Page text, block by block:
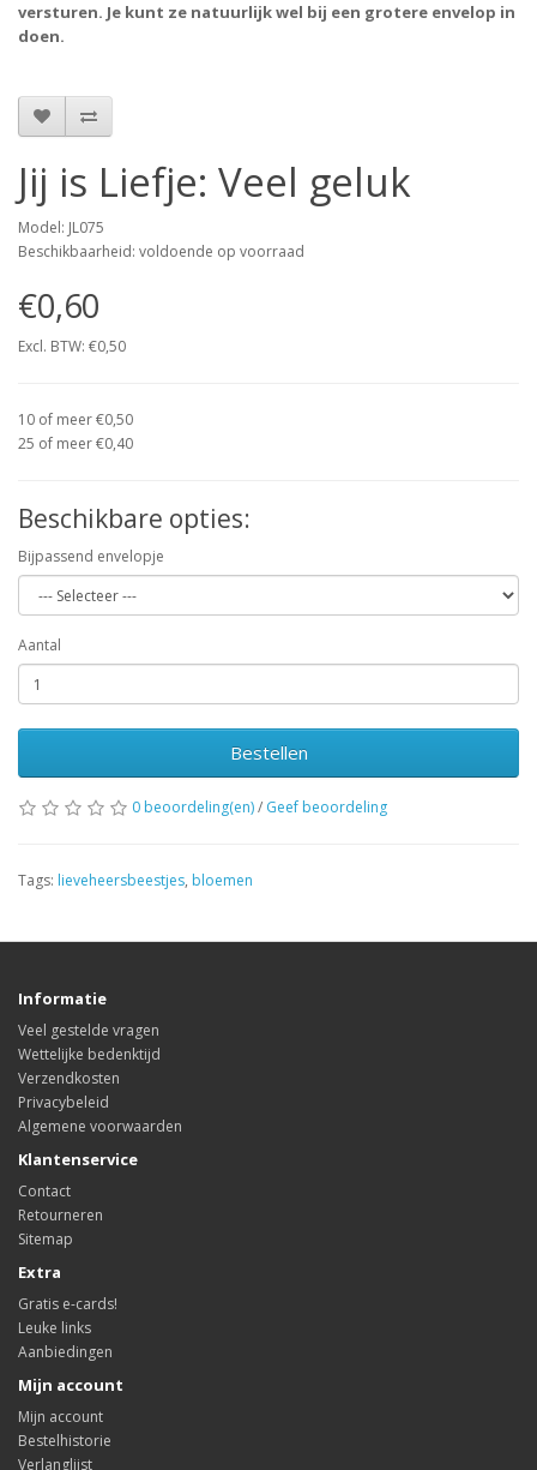
versturen. Je kunt ze natuurlijk wel bij een grotere envelop in
doen.
Jij is Liefje: Veel geluk
Model: JL075
Beschikbaarheid: voldoende op voorraad
€0,60
Excl. BTW: €0,50
10 of meer €0,50
25 of meer €0,40
Beschikbare opties:
Bijpassend envelopje
Aantal
Bestellen
0 beoordeling(en)/ Geef beoordeling
Tags: lieveheersbeestjes, bloemen
Informatie
Veel gestelde vragen
Wettelijke bedenktijd
Verzendkosten
Privacybeleid
Algemene voorwaarden
Klantenservice
Contact
Retourneren
Sitemap
Extra
Gratis e-cards!
Leuke links
Aanbiedingen
Mijn account
Mijn account
Bestelhistorie
Verlanglijst